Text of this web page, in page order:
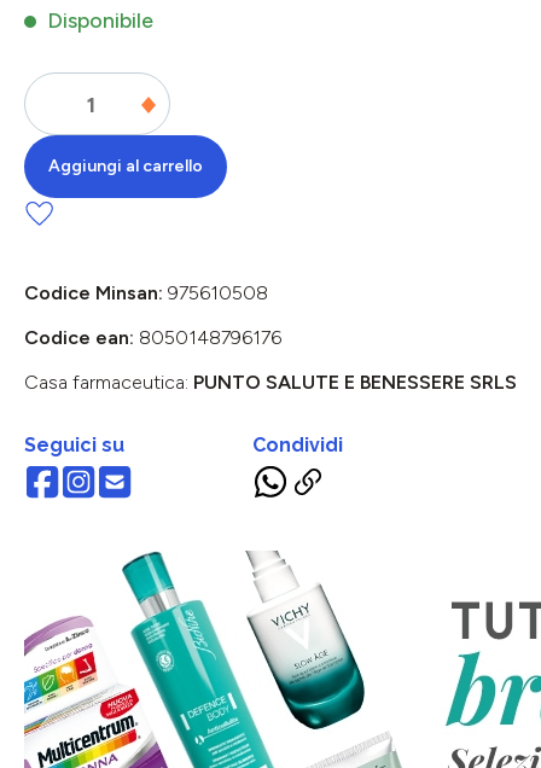
Disponibile
Aggiungi al carrello
Codice Minsan: 975610508
Codice ean: 8050148796176
Casa farmaceutica: PUNTO SALUTE E BENESSERE SRLS
Seguici su Condividi